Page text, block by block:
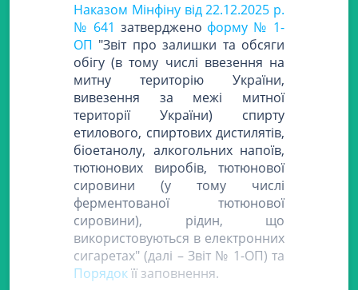
Наказом Мінфіну від 22.12.2025 р.
№ 641 затверджено форму № 1-
ОП "Звіт про залишки та обсяги
обігу (в тому числі ввезення на
митну територію України,
вивезення за межі митної
території України) спирту
етилового, спиртових дистилятів,
біоетанолу, алкогольних напоїв,
тютюнових виробів, тютюнової
сировини (у тому числі
ферментованої тютюнової
сировини), рідин, що
використовуються в електронних
сигаретах" (далі – Звіт № 1-ОП) та
Порядокїї заповнення.